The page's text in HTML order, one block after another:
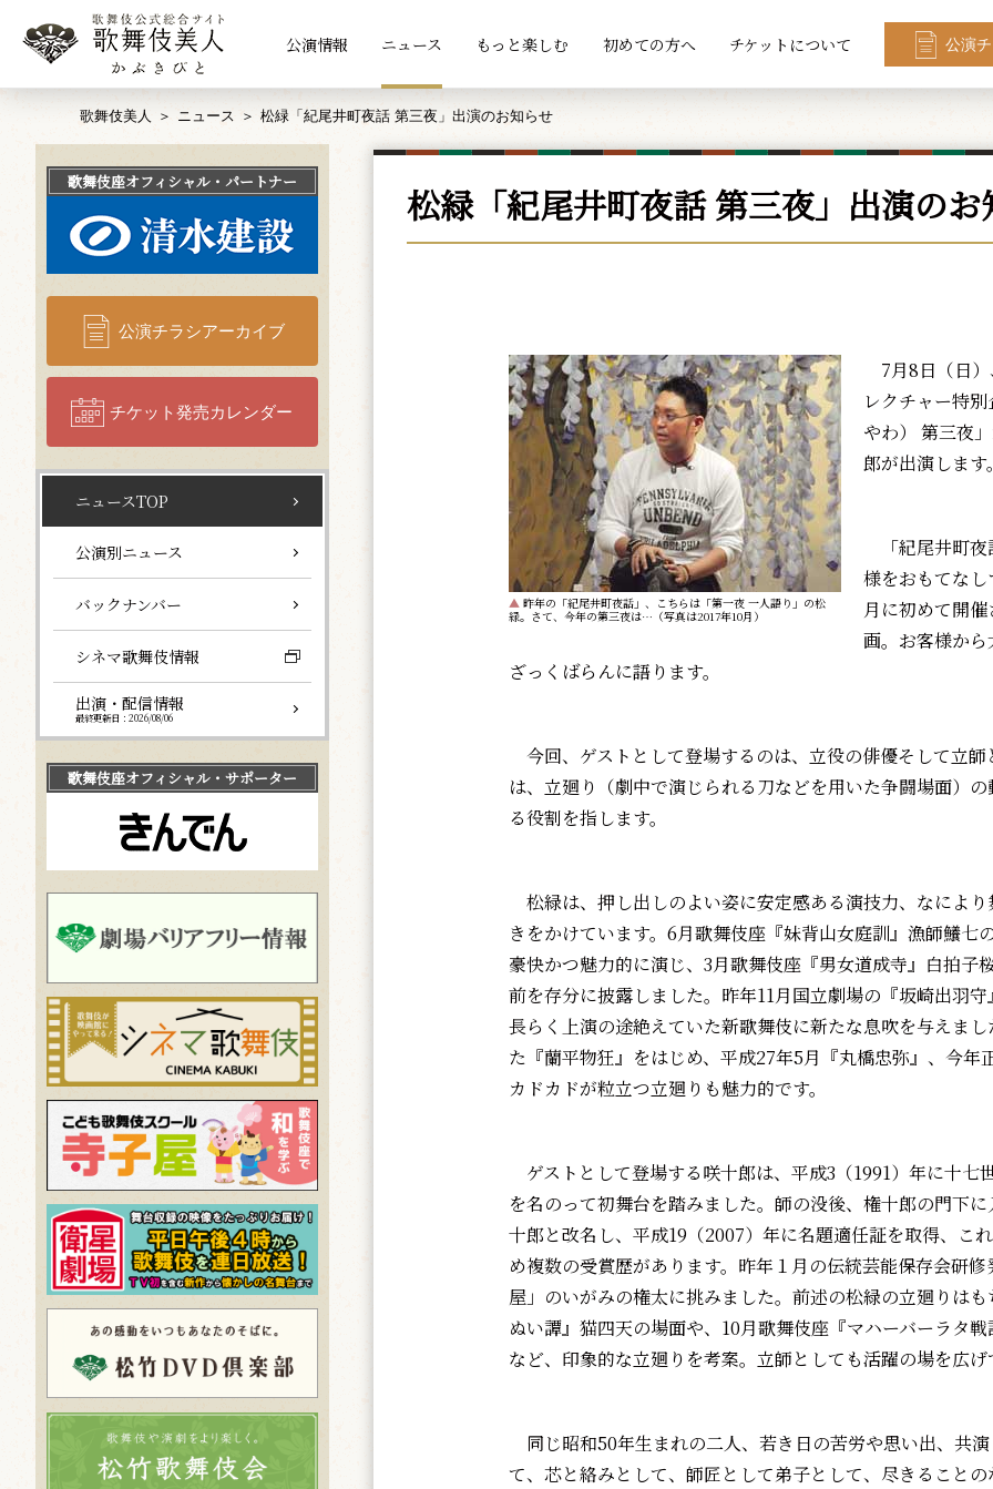
公演情報 ニュース もっと楽しむ 初めての方へ チケットについて 公演
歌舞伎美人 ニュース 松緑「紀尾井町夜話 第三夜」出演のお知らせ
松緑「紀尾井町夜話 第三夜」出演のお
▲ 昨年の「紀尾井町夜話」、こちらは「第一夜 一人語り」の松
緑。さて、今年の第三夜は…（写真は2017年10月）
7月8日（日
レクチャー特
やわ） 第三夜
郎が出演します
「紀尾井町夜
様をおもてな
月に初めて開
画。お客様か
ざっくばらんに語ります。
今回、ゲストとして登場するのは、立役の俳優そして立
は、立廻り（劇中で演じられる刀などを用いた争闘場面）
る役割を指します。
松緑は、押し出しのよい姿に安定感ある演技力、なによ
きをかけています。6月歌舞伎座『妹背山女庭訓』漁師鱶七
豪快かつ魅力的に演じ、3月歌舞伎座『男女道成寺』白拍子
前を存分に披露しました。昨年11月国立劇場の『坂崎出羽
長らく上演の途絶えていた新歌舞伎に新たな息吹を与えま
た『蘭平物狂』をはじめ、平成27年5月『丸橋忠弥』、今年
カドカドが粒立つ立廻りも魅力的です。
ゲストとして登場する咲十郎は、平成3（1991）年に十七
を名のって初舞台を踏みました。師の没後、権十郎の門下
十郎と改名し、平成19（2007）年に名題適任証を取得、こ
め複数の受賞歴があります。昨年１月の伝統芸能保存会研
屋」のいがみの権太に挑みました。前述の松緑の立廻りは
ぬい譚』猫四天の場面や、10月歌舞伎座『マハーバーラタ
など、印象的な立廻りを考案。立師としても活躍の場を広
同じ昭和50年生まれの二人、若き日の苦労や思い出、共
て、芯と絡みとして、師匠として弟子として、尽きること
歌舞伎座オフィシャル・パートナー
公演チラシアーカイブ
チケット発売カレンダー
ニュースTOP
公演別ニュース
バックナンバー
シネマ歌舞伎情報
出演・配信情報
最終更新日：2026/08/06
歌舞伎座オフィシャル・サポーター